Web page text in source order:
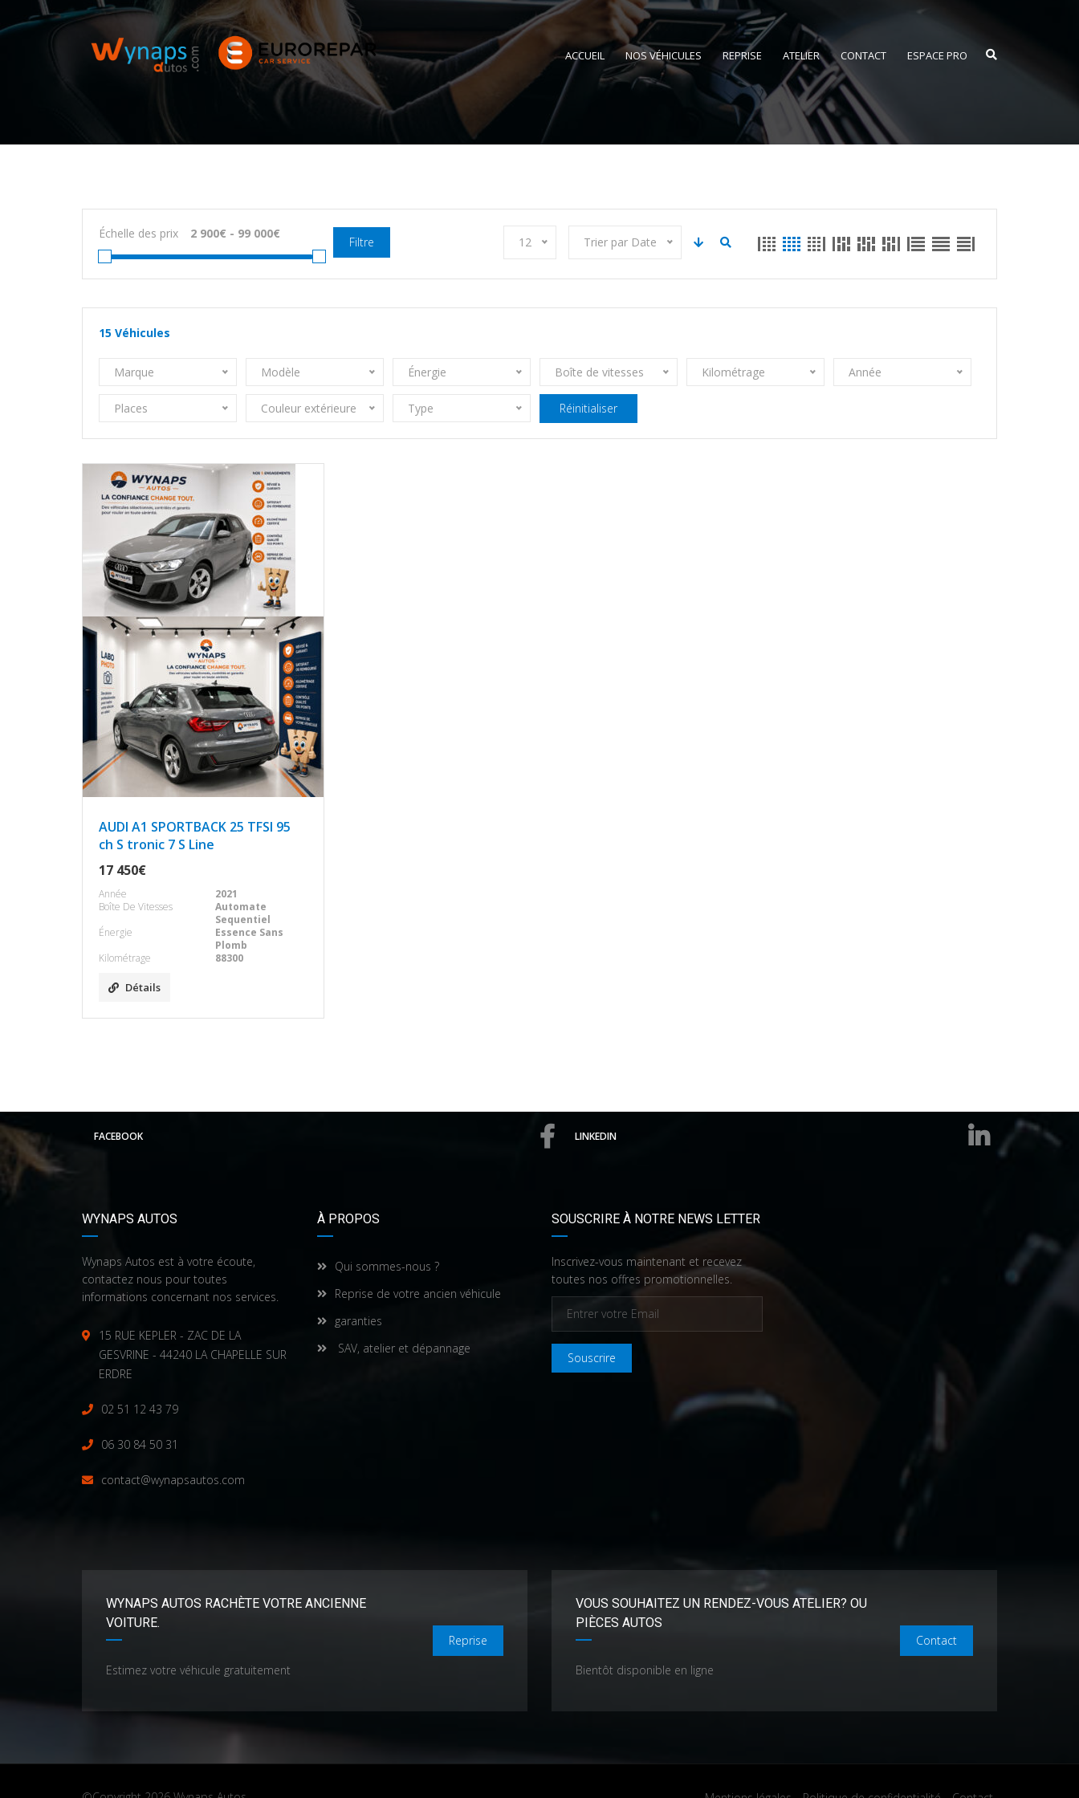
ACCUEIL NOS VÉHICULES REPRISE ATELIER CONTACT ESPACE PRO
Échelle des prix
Filtre 12 Trier par Date
15 Véhicules
Marque Modèle Énergie Boîte de vitesses Kilométrage Année
Places Couleur extérieure Type Réinitialiser
AUDI A1 SPORTBACK 25 TFSI 95
ch S tronic 7 S Line
17 450€
Année
2021
Boîte De Vitesses
Automate
Sequentiel
Énergie
Essence Sans
Plomb
Kilométrage
88300
Détails
FACEBOOK LINKEDIN
WYNAPS AUTOS
Wynaps Autos est à votre écoute,
contactez nous pour toutes
informations concernant nos services.
15 RUE KEPLER - ZAC DE LA
GESVRINE - 44240 LA CHAPELLE SUR
ERDRE
02 51 12 43 79
06 30 84 50 31
contact@wynapsautos.com
À PROPOS
Qui sommes-nous ?
Reprise de votre ancien véhicule
garanties
SAV, atelier et dépannage
SOUSCRIRE À NOTRE NEWS LETTER
Inscrivez-vous maintenant et recevez
toutes nos offres promotionnelles.
Souscrire
WYNAPS AUTOS RACHÈTE VOTRE ANCIENNE
VOITURE.
Estimez votre véhicule gratuitement
Reprise
VOUS SOUHAITEZ UN RENDEZ-VOUS ATELIER? OU
PIÈCES AUTOS
Bientôt disponible en ligne
Contact